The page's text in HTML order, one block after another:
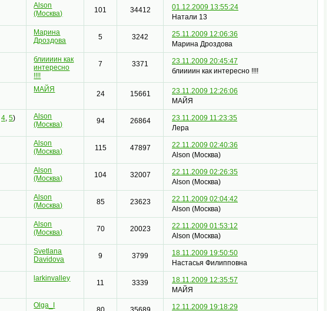
Alson
(Москва)
101 34412
01.12.2009 13:55:24
Натали 13
Марина
Дроздова
5 3242
25.11.2009 12:06:36
Марина Дроздова
блиииин как
интересно
!!!!
7 3371
23.11.2009 20:45:47
блиииин как интересно !!!!
МАЙЯ
24 15661
23.11.2009 12:26:06
МАЙЯ
4, 5)
Alson
(Москва)
94 26864
23.11.2009 11:23:35
Лера
Alson
(Москва)
115 47897
22.11.2009 02:40:36
Alson (Москва)
Alson
(Москва)
104 32007
22.11.2009 02:26:35
Alson (Москва)
Alson
(Москва)
85 23623
22.11.2009 02:04:42
Alson (Москва)
Alson
(Москва)
70 20023
22.11.2009 01:53:12
Alson (Москва)
Svetlana
Davidova
9 3799
18.11.2009 19:50:50
Настасья Филипповна
larkinvalley
11 3339
18.11.2009 12:35:57
МАЙЯ
Olga_I
12.11.2009 19:18:29